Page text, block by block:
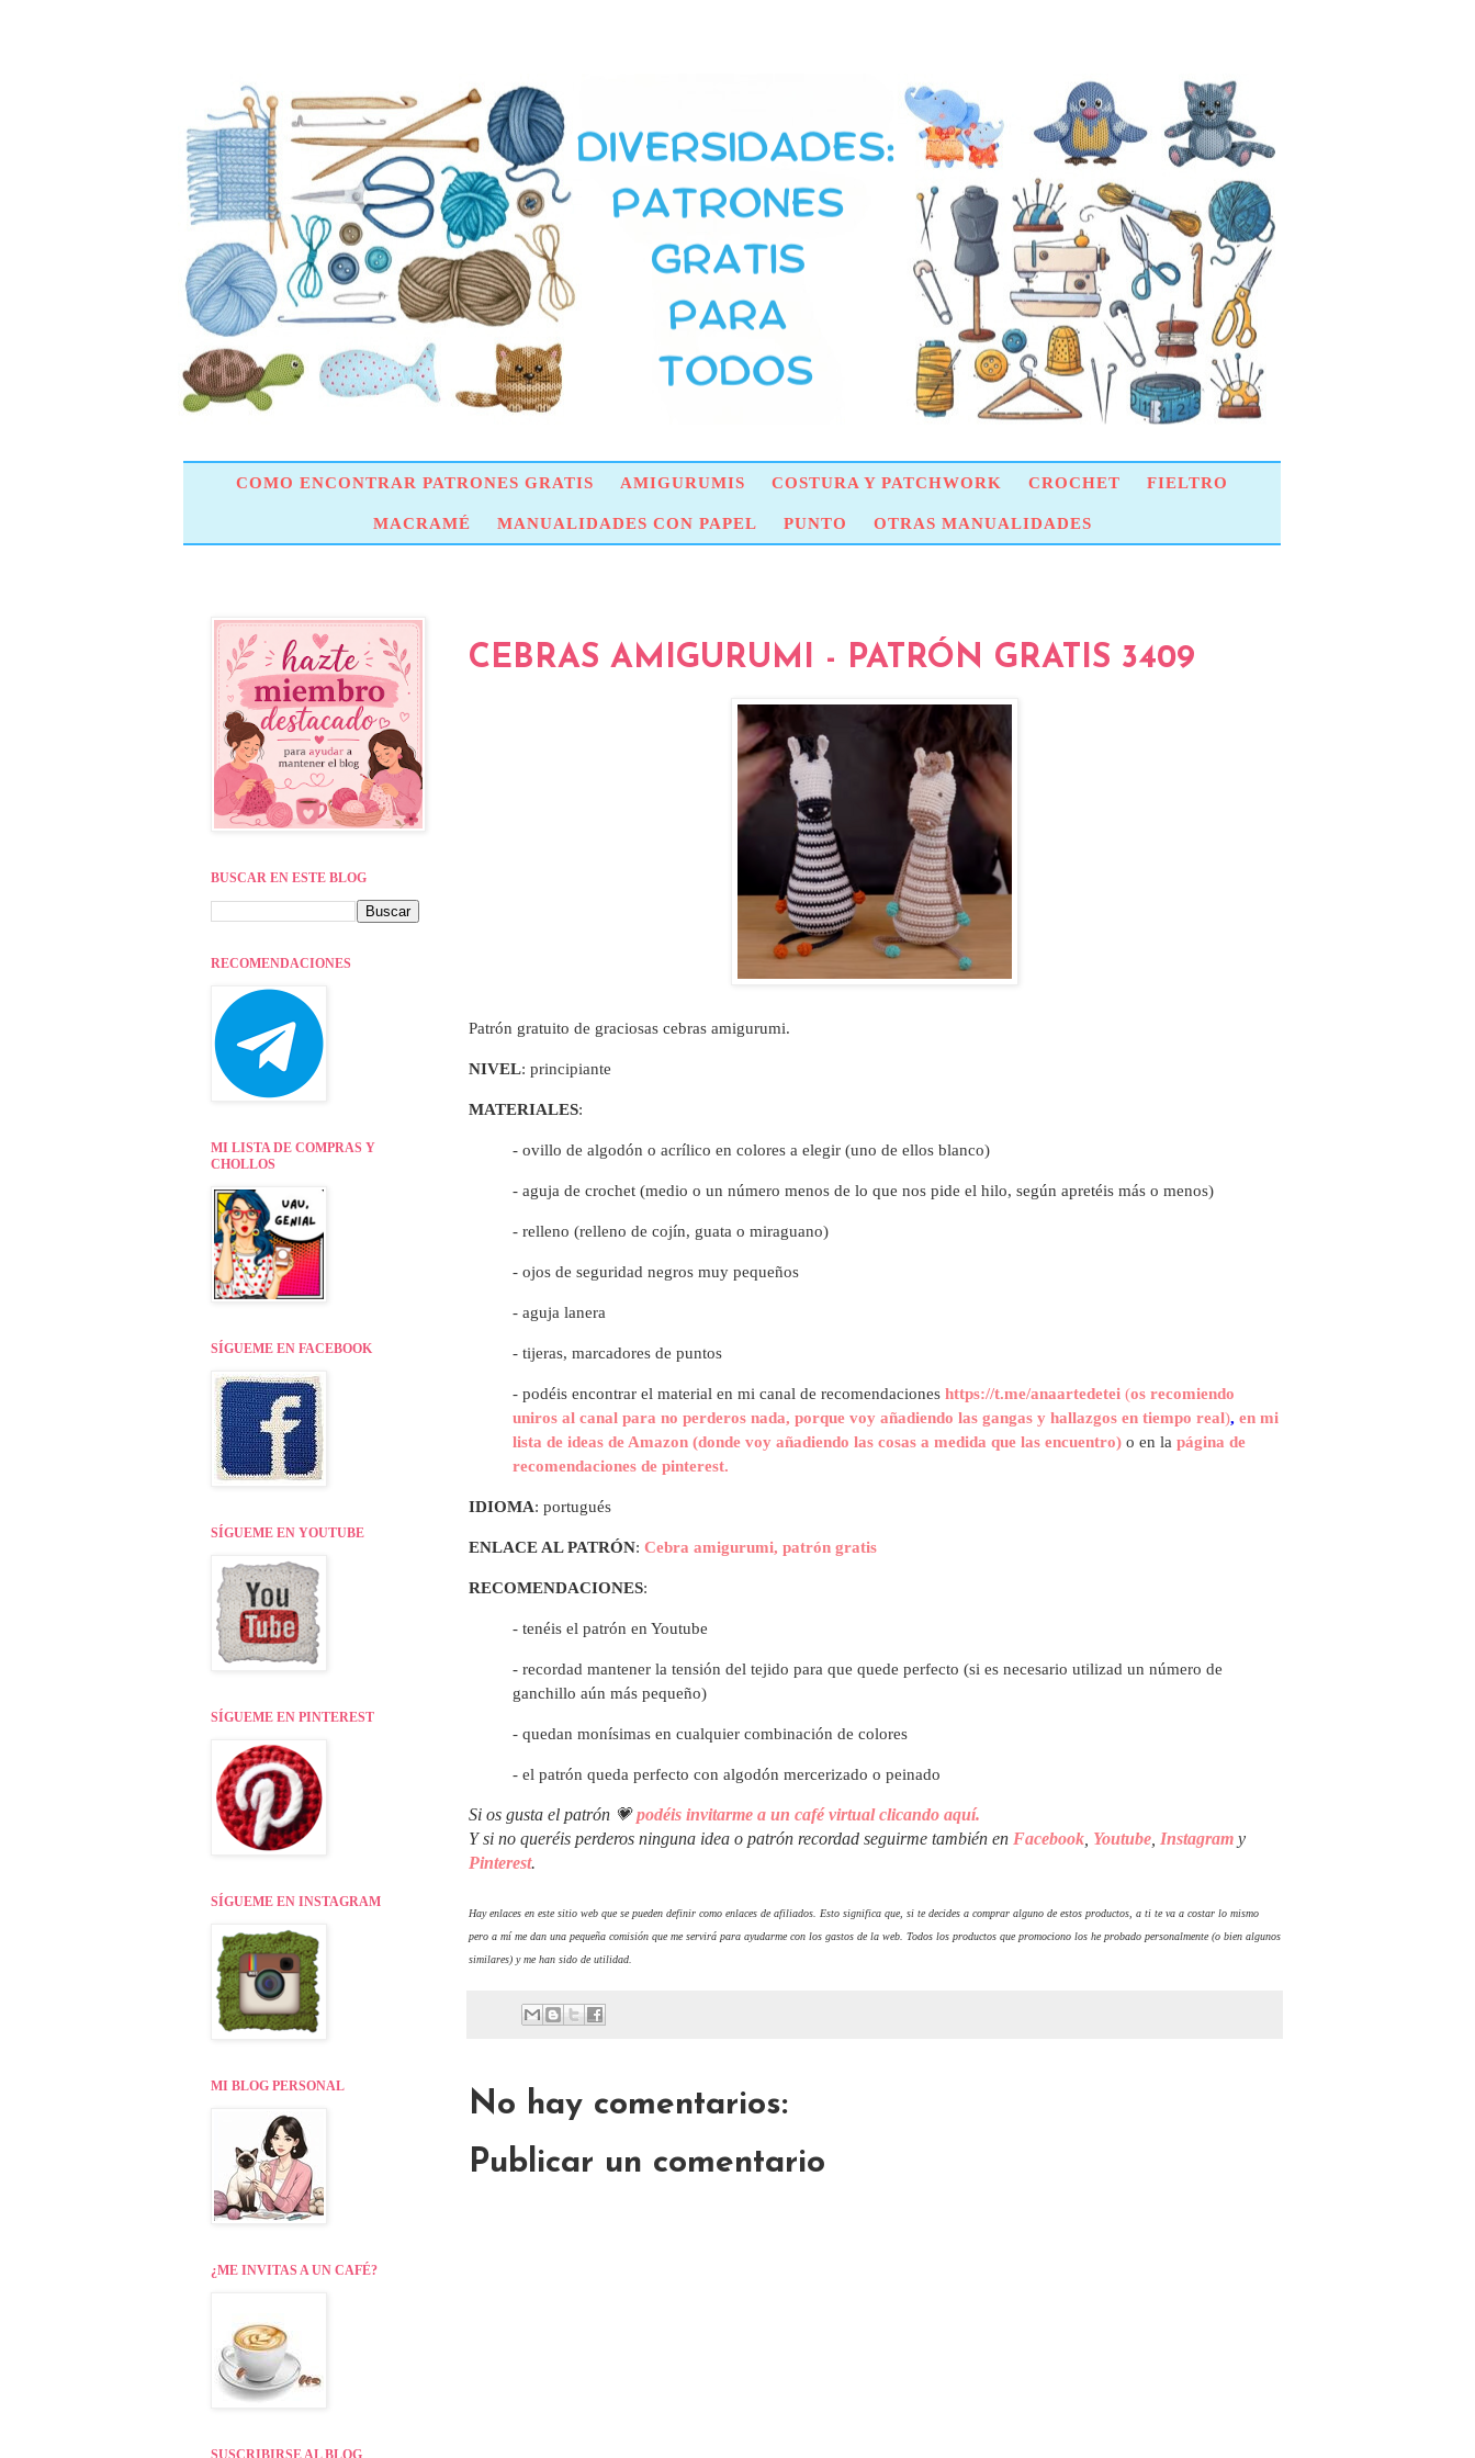
COMO ENCONTRAR PATRONES GRATIS AMIGURUMIS COSTURA Y PATCHWORK CROCHET FIELTRO
MACRAMÉ MANUALIDADES CON PAPEL PUNTO OTRAS MANUALIDADES
CEBRAS AMIGURUMI - PATRÓN GRATIS 3409
Patrón gratuito de graciosas cebras amigurumi.
NIVEL: principiante
MATERIALES:
- ovillo de algodón o acrílico en colores a elegir (uno de ellos blanco)
- aguja de crochet (medio o un número menos de lo que nos pide el hilo, según apretéis más o menos)
- relleno (relleno de cojín, guata o miraguano)
- ojos de seguridad negros muy pequeños
- aguja lanera
- tijeras, marcadores de puntos
- podéis encontrar el material en mi canal de recomendaciones https://t.me/anaartedetei (os recomiendo
uniros al canal para no perderos nada, porque voy añadiendo las gangas y hallazgos en tiempo real), en mi
lista de ideas de Amazon (donde voy añadiendo las cosas a medida que las encuentro) o en la página de
recomendaciones de pinterest.
IDIOMA: portugués
ENLACE AL PATRÓN: Cebra amigurumi, patrón gratis
RECOMENDACIONES:
- tenéis el patrón en Youtube
- recordad mantener la tensión del tejido para que quede perfecto (si es necesario utilizad un número de
ganchillo aún más pequeño)
- quedan monísimas en cualquier combinación de colores
- el patrón queda perfecto con algodón mercerizado o peinado
Si os gusta el patrón 💗podéis invitarme a un café virtual clicando aquí.
Y si no queréis perderos ninguna idea o patrón recordad seguirme también en Facebook Youtube Instagram y
Pinterest.
Hay enlaces en este sitio web que se pueden definir como enlaces de afiliados. Esto significa que, si te decides a comprar alguno de estos productos, a ti te va a costar lo mismo
pero a mí me dan una pequeña comisión que me servirá para ayudarme con los gastos de la web. Todos los productos que promociono los he probado personalmente (o bien algunos
similares) y me han sido de utilidad.
No hay comentarios:
Publicar un comentario
BUSCAR EN ESTE BLOG
RECOMENDACIONES
MI LISTA DE COMPRAS Y
CHOLLOS
SÍGUEME EN FACEBOOK
SÍGUEME EN YOUTUBE
SÍGUEME EN PINTEREST
SÍGUEME EN INSTAGRAM
MI BLOG PERSONAL
¿ME INVITAS A UN CAFÉ?
SUSCRIBIRSE AL BLOG